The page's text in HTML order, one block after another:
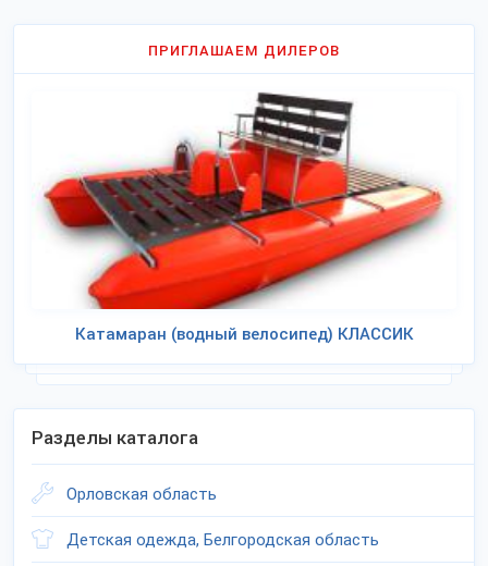
ПРИГЛАШАЕМ ДИЛЕРОВ
Катамаран (водный велосипед) КЛАССИК
Разделы каталога
Орловская область
Детская одежда, Белгородская область